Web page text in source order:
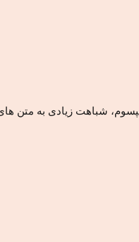
شباهت زیادی به متن